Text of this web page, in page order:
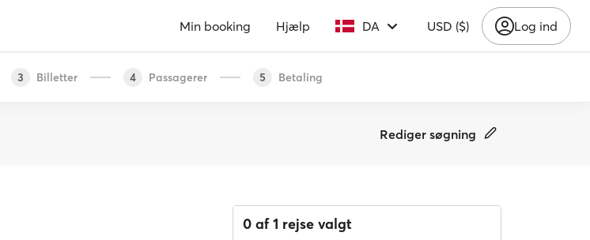
Min booking Hjælp DA USD ($) Log ind
3 Billetter 4 Passagerer 5 Betaling
Rediger søgning
0 af 1 rejse valgt